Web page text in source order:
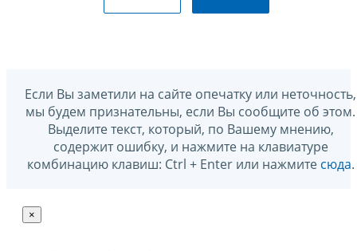
Если Вы заметили на сайте опечатку или неточность,
мы будем признательны, если Вы сообщите об этом.
Выделите текст, который, по Вашему мнению,
содержит ошибку, и нажмите на клавиатуре
комбинацию клавиш: Ctrl + Enter или нажмите сюда.
×